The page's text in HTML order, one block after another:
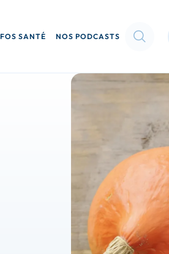
NOUS
SOUS-MENU NOS ACTIONS
SANTÉ NOS PODCASTS